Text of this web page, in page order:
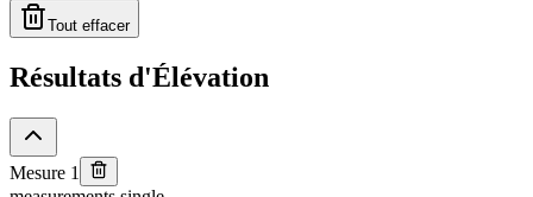
Tout effacer
Résultats d'Élévation
Mesure 1